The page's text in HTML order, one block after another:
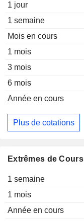
1 jour
1 semaine
Mois en cours
1 mois
3 mois
6 mois
Année en cours
Plus de cotations
Extrêmes de Cours
1 semaine
1 mois
Année en cours